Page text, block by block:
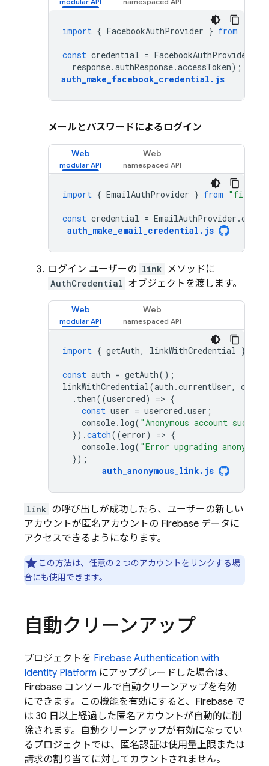
import { FacebookAuthProvider } from
const credential = FacebookAuthProvider
response.authResponse.accessToken);
auth_make_facebook_credential . js
メールとパスワードによるログイン
Web Web
import { EmailAuthProvider } from
const credential = EmailAuthProvider .
auth_make_email_credential . js
ログイン ユーザーの link メソッドに
AuthCredential オブジェクトを渡します。
Web Web
import { getAuth, linkWithCredential }
const auth = getAuth();
linkWithCredential(auth .currentUser,
. then((usercred) => {
const user = usercred .user ;
console. log( "Anonymous account
}).catch((error) => {
console. log( "Error upgrading
});
auth_anonymous_link. js
link の呼び出しが成功したら、ユーザーの新しい
アカウントが匿名アカウントの Firebase データに
アクセスできるようになります。
この方法は、 任意の 2 つのアカウントをリンクする場
合にも使用できます。
自動クリーンアップ
プロジェクトを Firebase Authentication with
Identity Platform にアップグレードした場合は、
Firebase コンソールで自動クリーンアップを有効
にできます。この機能を有効にすると、Firebase で
は 30 日以上経過した匿名アカウントが自動的に削
除されます。自動クリーンアップが有効になってい
るプロジェクトでは、匿名認証は使用量上限または
請求の割り当てに対してカウントされません。